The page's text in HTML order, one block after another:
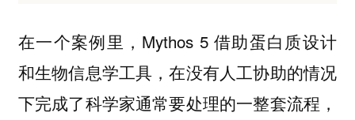
在一个案例里，Mythos 5 借助蛋白质设计
和生物信息学工具，在没有人工协助的情况
下完成了科学家通常要处理的一整套流程，